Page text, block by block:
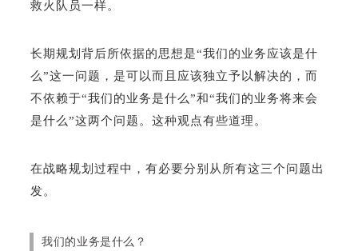
救火队员一样。
长期规划背后所依据的思想是“我们的业务应该是什
么”这一问题，是可以而且应该独立予以解决的，而
不依赖于“我们的业务是什么”和“我们的业务将来会
是什么”这两个问题。这种观点有些道理。
在战略规划过程中，有必要分别从所有这三个问题出
发。
我们的业务是什么？